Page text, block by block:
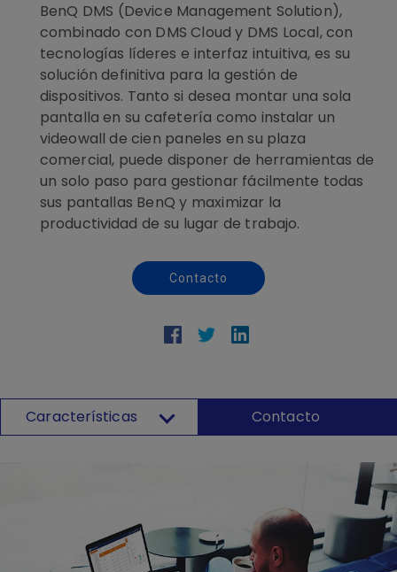
BenQ DMS (Device Management Solution),
combinado con DMS Cloud y DMS Local, con
tecnologías líderes e interfaz intuitiva, es su
solución definitiva para la gestión de
dispositivos. Tanto si desea montar una sola
pantalla en su cafetería como instalar un
videowall de cien paneles en su plaza
comercial, puede disponer de herramientas de
un solo paso para gestionar fácilmente todas
sus pantallas BenQ y maximizar la
productividad de su lugar de trabajo.
Contacto
Características Contacto